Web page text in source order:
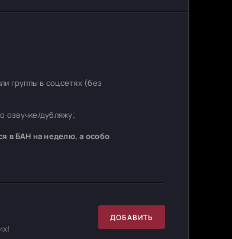
группы в соцсетях (без
озвучке/дубляжу;
в БАН на неделю, а особо
ДОБАВИТЬ